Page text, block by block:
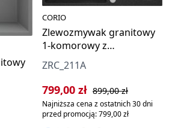
CORIO
Zlewozmywak granitowy
1-komorowy z
ociekaczem
ZRC_211A
Cena sprzedaży:
799,00 zł Cena regularna:
899,00 zł
Najniższa cena z ostatnich 30 dni
przed promocją: 799,00 zł